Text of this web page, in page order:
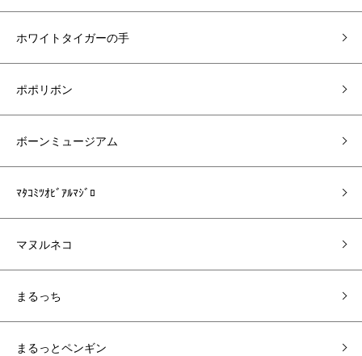
ホワイトタイガーの手
ポポリボン
ボーンミュージアム
ﾏﾀｺﾐﾂｵﾋﾞｱﾙﾏｼﾞﾛ
マヌルネコ
まるっち
まるっとペンギン